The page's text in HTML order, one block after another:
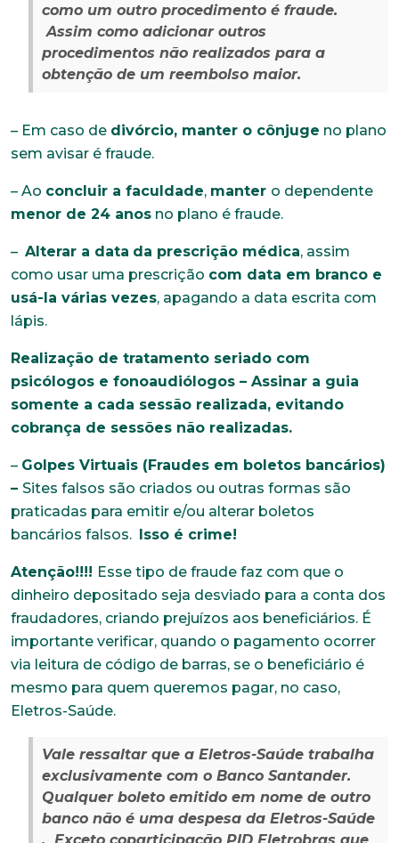
como um outro procedimento é fraude.
Assim como adicionar outros
procedimentos não realizados para a
obtenção de um reembolso maior.
– Em caso de divórcio, manter o cônjuge no plano
sem avisar é fraude.
– Ao concluir a faculdade, manter o dependente
menor de 24 anos no plano é fraude.
– Alterar a data da prescrição médica, assim
como usar uma prescrição com data em branco e
usá-la várias vezes, apagando a data escrita com
lápis.
Realização de tratamento seriado com
psicólogos e fonoaudiólogos – Assinar a guia
somente a cada sessão realizada, evitando
cobrança de sessões não realizadas.
– Golpes Virtuais (Fraudes em boletos bancários)
– Sites falsos são criados ou outras formas são
praticadas para emitir e/ou alterar boletos
bancários falsos. Isso é crime!
Atenção!!!! Esse tipo de fraude faz com que o
dinheiro depositado seja desviado para a conta dos
fraudadores, criando prejuízos aos beneficiários. É
importante verificar, quando o pagamento ocorrer
via leitura de código de barras, se o beneficiário é
mesmo para quem queremos pagar, no caso,
Eletros-Saúde.
Vale ressaltar que a Eletros-Saúde trabalha
exclusivamente com o Banco Santander.
Qualquer boleto emitido em nome de outro
banco não é uma despesa da Eletros-Saúde
. Exceto coparticipação PID Eletrobras que
Trabalhe conosco
Faça parte de uma instituição sólida, ética e
comprometida com o bem-estar dos seus
colaboradores. Preencha todos os dados abaixo e
anexe seu currículo.
*Campos obrigatórios
Nome completo*
E-mail*